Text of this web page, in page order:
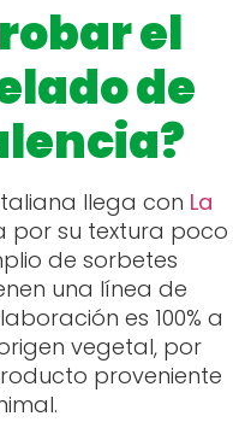
el
de
llega con La
por su textura poco
de sorbetes
una línea de
es 100% a
vegetal, por
proveniente